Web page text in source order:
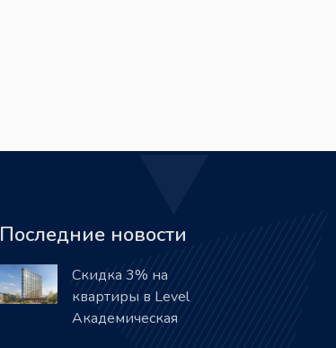
Последние новости
Скидка 3% на
квартиры в Level
Академическая